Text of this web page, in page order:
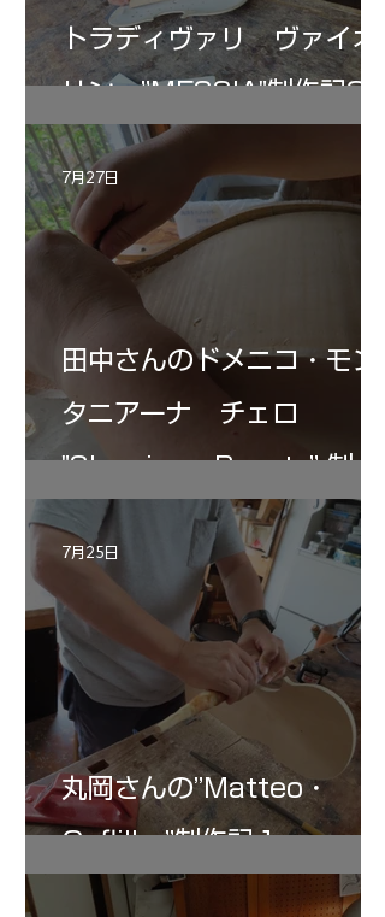
トラディヴァリ ヴァイオ
リン ”MESSIA"制作記33
田中さんのドメニコ・モン
タニアーナ チェロ
"Sleeping・Beauty” 制作
記 30
7月27日
丸岡さんの”Matteo・
Gofliller”制作記１
7月25日